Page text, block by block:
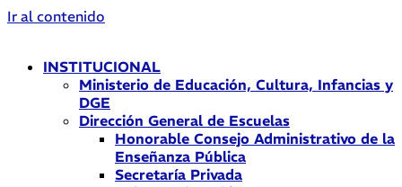
Ir al contenido
INSTITUCIONAL
Ministerio de Educación, Cultura, Infancias y
DGE
Dirección General de Escuelas
Honorable Consejo Administrativo de la
Enseñanza Pública
Secretaría Privada